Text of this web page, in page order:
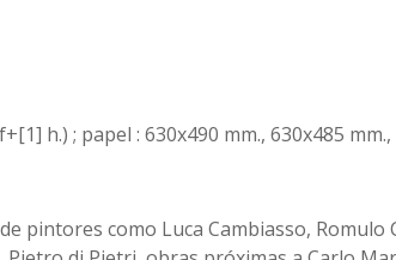
h.) ; papel : 630x490 mm., 630x485 mm.,
pintores como Luca Cambiasso,